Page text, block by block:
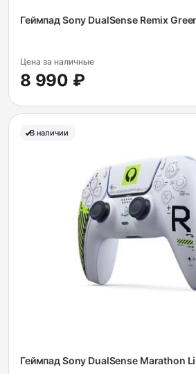
Геймпад Sony DualSense Remix
Цена за наличные
8 990 ₽
В наличии
Геймпад Sony DualSense Marathon